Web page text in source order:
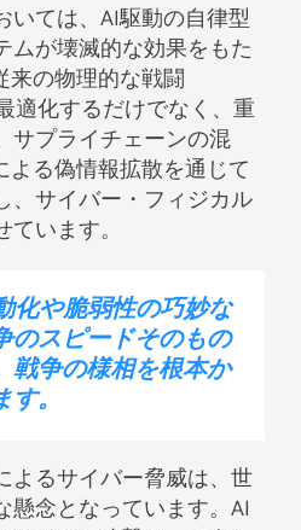
いては、AI駆動の自律型
ムが壊滅的な効果をもた
来の物理的な戦闘
適化するだけでなく、重
サプライチェーンの混
る偽情報拡散を通じて
、サイバー・フィジカル
います。
化や脆弱性の巧妙な
のスピードそのもの
戦争の様相を根本か
。
よるサイバー脅威は、世
懸念となっています。AI